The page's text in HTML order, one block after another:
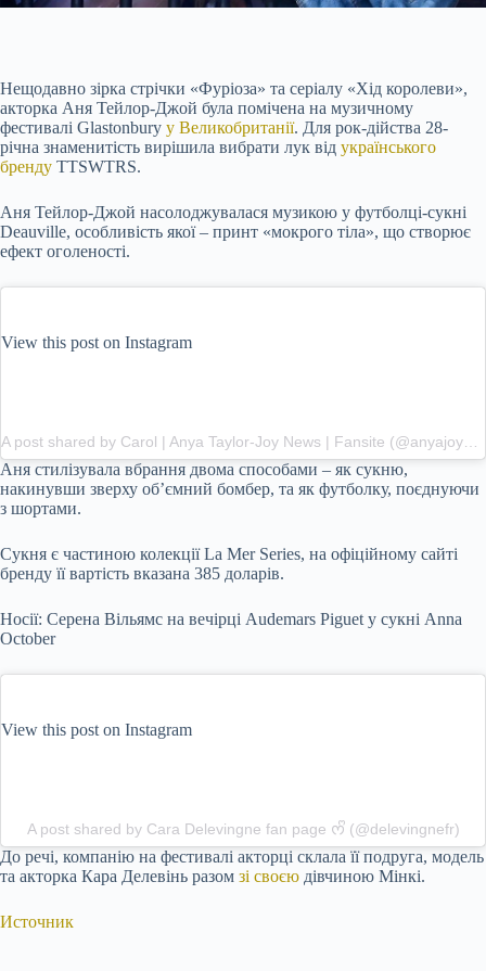
Нещодавно зірка стрічки «Фуріоза» та серіалу «Хід королеви»,
акторка Аня Тейлор-Джой була помічена на музичному
фестивалі Glastonbury у Великобританії. Для рок-дійства 28-
річна знаменитість вирішила вибрати лук від українського
бренду TTSWTRS.
Аня Тейлор-Джой насолоджувалася музикою у футболці-сукні
Deauville, особливість якої – принт «мокрого тіла», що створює
ефект оголеності.
View this post on Instagram
Аня стилізувала вбрання двома способами – як сукню,
накинувши зверху об’ємний бомбер, та як футболку, поєднуючи
з шортами.
Сукня є частиною колекції La Mer Series, на офіційному сайті
бренду її вартість вказана 385 доларів.
Носії: Серена Вільямс на вечірці Audemars Piguet у сукні Anna
October
View this post on Instagram
A post shared by Cara Delevingne fan page ᰔᩚ (@delevingnefr)
До речі, компанію на фестивалі акторці склала її подруга, модель
та акторка Кара Делевінь разом зі своєю дівчиною Мінкі.
Источник